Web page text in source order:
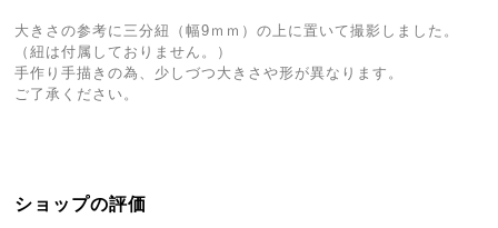
大きさの参考に三分紐（幅9ｍｍ）の上に置いて撮影しました。
（紐は付属しておりません。）
手作り手描きの為、少しづつ大きさや形が異なります。
ご了承ください。
ショップの評価